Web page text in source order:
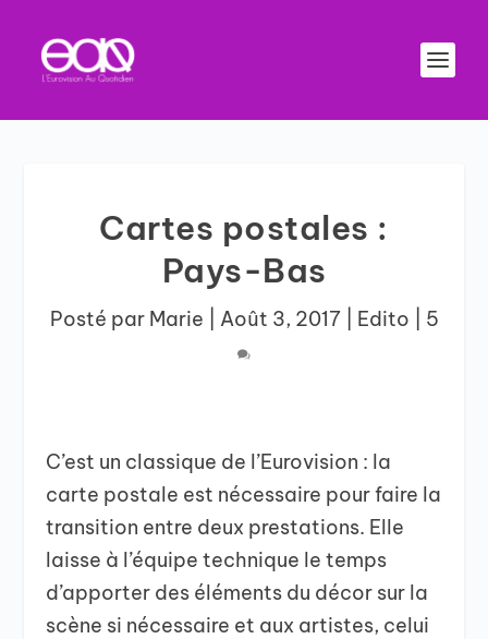
Cartes postales :
Pays-Bas
Posté par Marie Août 3, 2017| Edito 5
C’est un classique de l’Eurovision : la
carte postale est nécessaire pour faire la
transition entre deux prestations. Elle
laisse à l’équipe technique le temps
d’apporter des éléments du décor sur la
scène si nécessaire et aux artistes, celui